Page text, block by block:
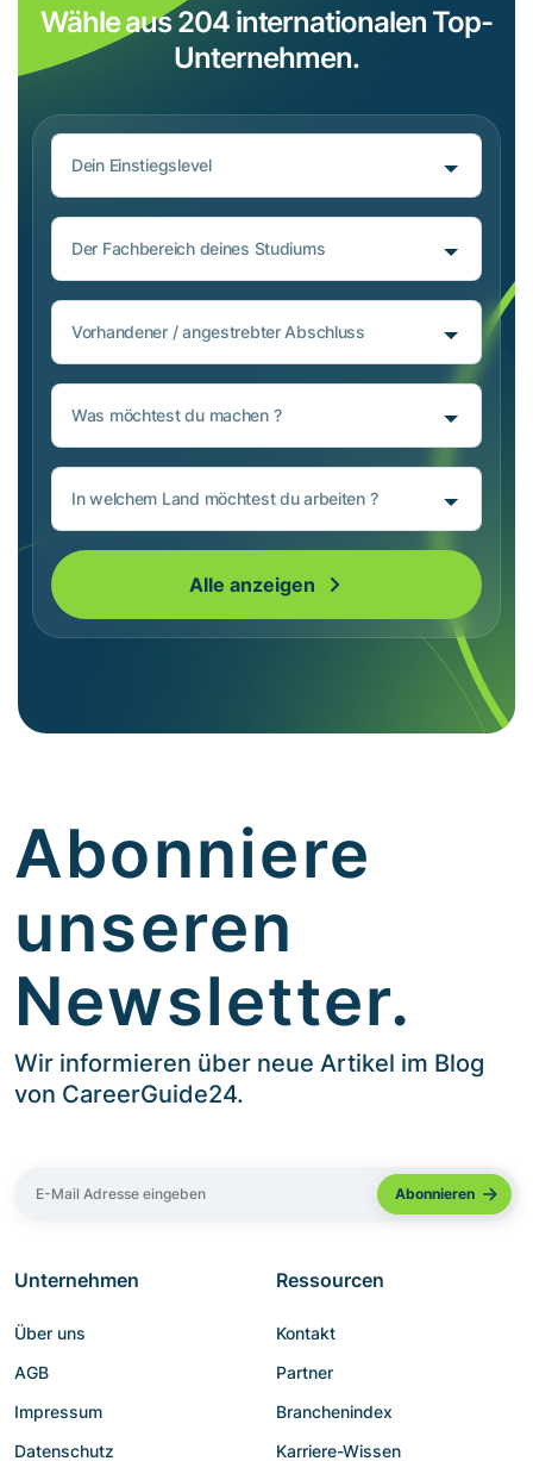
Wähle aus 204 internationalen Top-
Unternehmen.
Dein Einstiegslevel
Was möchtest du machen ?
Der Fachbereich deines Studiums
In welchem Land möchtest du arbeiten ?
Vorhandener / angestrebter Abschluss
Alle anzeigen
Abonniere
unseren
Newsletter.
Wir informieren über neue Artikel im Blog
von CareerGuide24.
Unternehmen
Über uns
AGB
Impressum
Datenschutz
Ressourcen
Kontakt
Partner
Branchenindex
Karriere-Wissen